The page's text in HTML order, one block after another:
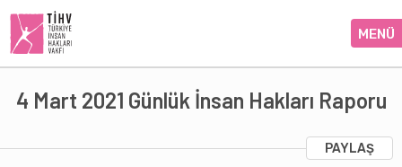
MENÜ
4 Mart 2021 Günlük İnsan Hakları Raporu
PAYLAŞ